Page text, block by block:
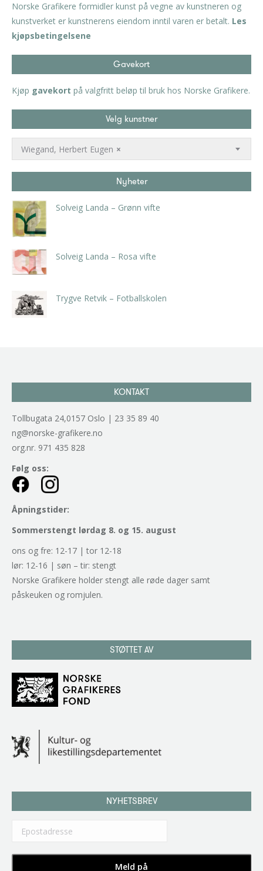
Norske Grafikere formidler kunst på vegne av kunstneren og
kunstverket er kunstnerens eiendom inntil varen er betalt. Les
kjøpsbetingelsene
Gavekort
Kjøp gavekort på valgfritt beløp til bruk hos Norske Grafikere.
Velg kunstner
×
Wiegand, Herbert Eugen
Nyheter
Solveig Landa – Grønn vifte
Solveig Landa – Rosa vifte
Trygve Retvik – Fotballskolen
KONTAKT
Tollbugata 24,0157 Oslo | 23 35 89 40
ng@norske-grafikere.no
org.nr. 971 435 828
Følg oss:
Åpningstider:
Sommerstengt lørdag 8. og 15. august
ons og fre: 12-17 | tor 12-18
lør: 12-16 | søn – tir: stengt
Norske Grafikere holder stengt alle røde dager samt
påskeuken og romjulen.
STØTTET AV
NYHETSBREV